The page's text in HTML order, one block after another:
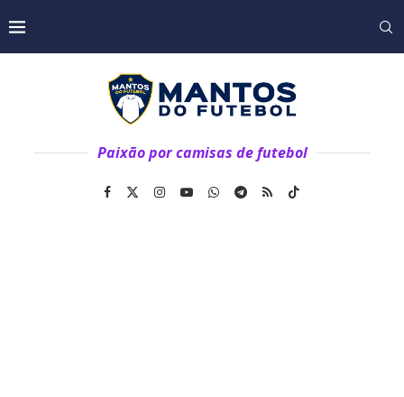
Paixão por camisas de futebol